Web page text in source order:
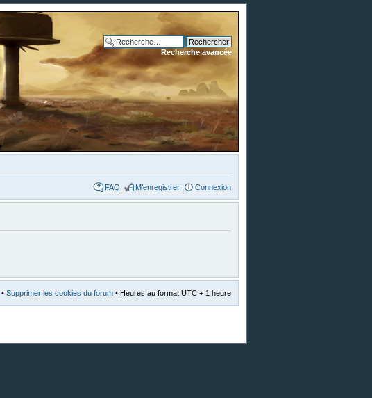
Recherche avancée
FAQ M’enregistrer Connexion
• Supprimer les cookies du forum • Heures au format UTC + 1 heure